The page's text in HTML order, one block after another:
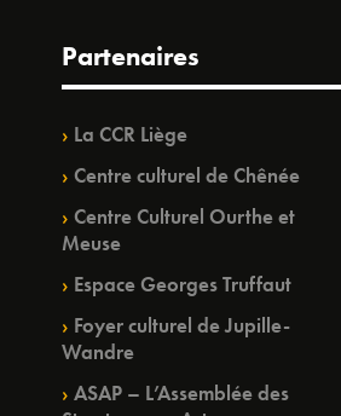
Partenaires
La CCR Liège
Centre culturel de Chênée
Centre Culturel Ourthe et
Meuse
Espace Georges Truffaut
Foyer culturel de Jupille-
Wandre
ASAP – L’Assemblée des